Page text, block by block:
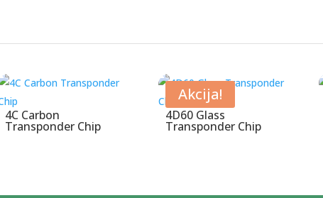
4C Carbon
Transponder Chip
Akcija!
4D60 Glass
Transponder Chip